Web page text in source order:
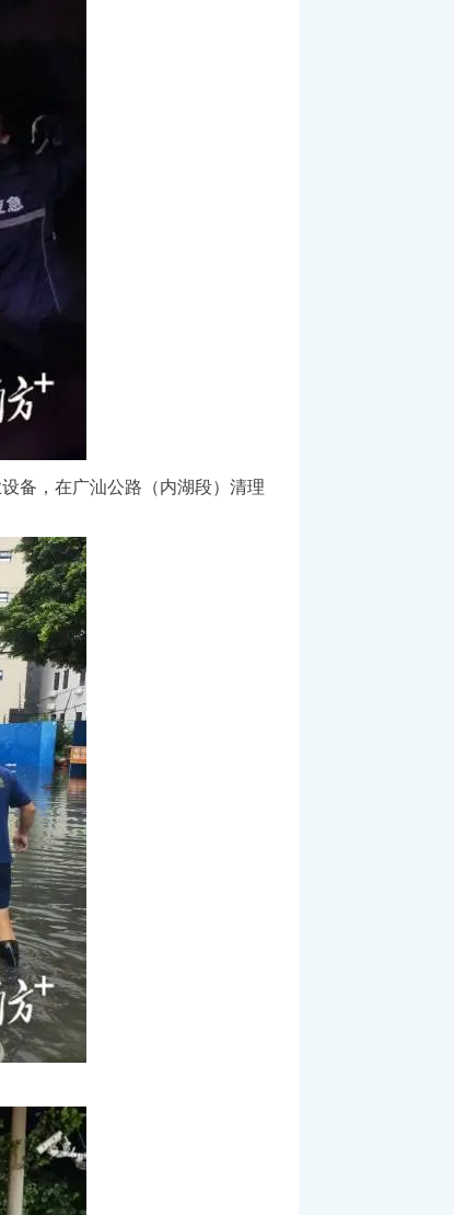
备，在广汕公路（内湖段）清理